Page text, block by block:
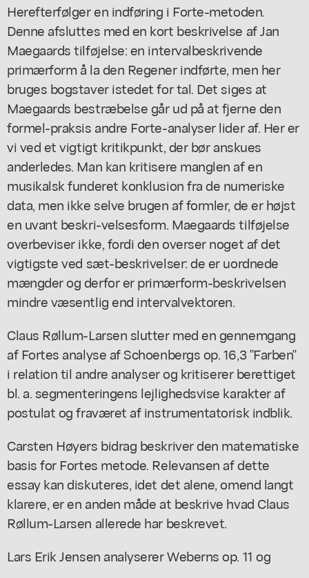
Herefterfølger en indføring i Forte-metoden.
Denne afsluttes med en kort beskrivelse af Jan
Maegaards tilføjelse: en intervalbeskrivende
primærform å la den Regener indførte, men her
bruges bogstaver istedet for tal. Det siges at
Maegaards bestræbelse går ud på at fjerne den
formel-praksis andre Forte-analyser lider af. Her er
vi ved et vigtigt kritikpunkt, der bør anskues
anderledes. Man kan kritisere manglen af en
musikalsk funderet konklusion fra de numeriske
data, men ikke selve brugen af formler, de er højst
en uvant beskri-velsesform. Maegaards tilføjelse
overbeviser ikke, fordi den overser noget af det
vigtigste ved sæt-beskrivelser: de er uordnede
mængder og derfor er primærform-beskrivelsen
mindre væsentlig end intervalvektoren.
Claus Røllum-Larsen slutter med en gennemgang
af Fortes analyse af Schoenbergs op. 16,3 "Farben"
i relation til andre analyser og kritiserer berettiget
bl. a. segmenteringens lejlighedsvise karakter af
postulat og fraværet af instrumentatorisk indblik.
Carsten Høyers bidrag beskriver den matematiske
basis for Fortes metode. Relevansen af dette
essay kan diskuteres, idet det alene, omend langt
klarere, er en anden måde at beskrive hvad Claus
Røllum-Larsen allerede har beskrevet.
Lars Erik Jensen analyserer Weberns op. 11 og